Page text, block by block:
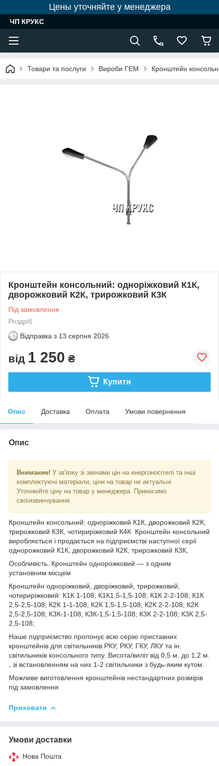
Цены уточняйте у менеджера
ЧП КРУКС
Товари та послуги Вироби ГЕМ Кронштейн
Кронштейн консольний: одноріжковий К1К,
дворожковий К2К, трирожковий К3К
Під замовлення
Роздріб
Відправка з 13 серпня 2026
від 1 250 ₴
Купити
Опис Доставка Оплата Умови повернення
Опис
Внимание! У зв'язку зі змінами цін на енергоносітелі та інші
комплектуючі матеріали, ціни на товар не актуальні.
Уточнюйте ціну на товар у менеджера. Приносимо
своїизвинчування.
Кронштейн консольний: одноріжковий К1К, дворожковий К2К,
трирожковий К3К, чотириріжковий К4К Кронштейн консольний
виробляється і продається на підприємстві наступної серії
однорожковий К1К, дворожковий К2К, трирожковий К3К,
Особливість Кронштейн однорожковий — з одним
установним місцем
Кронштейн одноріжковий, дворіжковий, трирожковий,
чотириріжковий: К1К 1-108; К1К1,5-1,5-108; К1К 2-2-108; К1К
2,5-2,5-108; К2К 1-1-108; К2К 1,5-1,5-108; К2К 2-2-108; К2К
2,5-2,5-108; К3К-1-108; К3К-1,5-1,5-108; К3К 2-2-108; К3К 2,5-
2,5-108;
Наше підприємство пропонує всю серію приставних
кронштейнів для світильників РКУ, РКУ, ГКУ, ЛКУ та ін.
світильників консольного типу. Висота/виліт від 0,5 м. до 1,2 м.
, зі встановленням на них 1-2 світильники з будь-яким кутом.
Можливе виготовлення кронштейнів нестандартних розмірів
під замовлення
Приховати
Умови доставки
Нова Пошта